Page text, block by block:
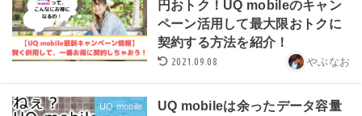
円おトク！UQ mobileのキャン
ペーン活用して最大限おトクに
契約する方法を紹介！
2021.09.08 やぶなお
UQ mobile
UQ mobileは余ったデータ容量